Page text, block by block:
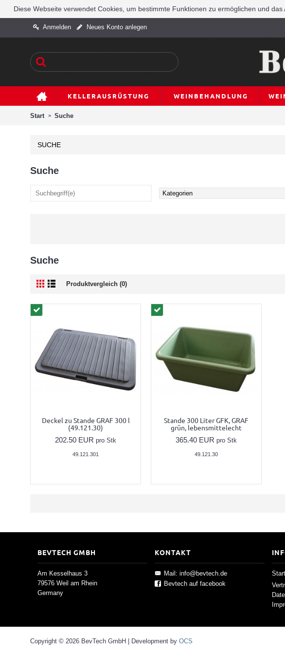
Diese Webseite verwendet Cookies, um bestimmte Funktionen zu ermöglichen und
Anmelden Neues Konto anlegen
KELLERAUSRÜSTUNG WEINBEHANDLUNG
Start Suche
SUCHE
Suche
Suche
Produktvergleich (0)
Deckel zu Stande GRAF 300 l
(49.121.30)
202.50 EUR pro Stk
49.121.301
Stande 300 Liter GFK, GRAF
grün, lebensmittelecht
365.40 EUR pro Stk
49.121.30
BEVTECH GMBH
Am Kesselhaus 3
79576 Weil am Rhein
Germany
KONTAKT
Mail: info@bevtech.de
Bevtech auf facebook
Start
Copyright © 2026 BevTech GmbH | Development by OCS